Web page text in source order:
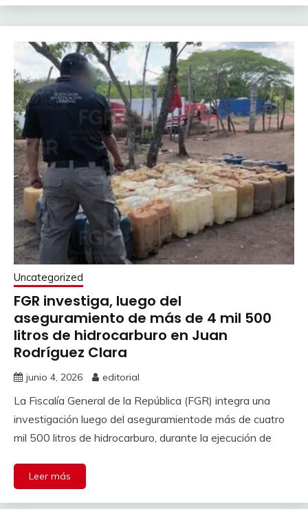
Uncategorized
FGR investiga, luego del
aseguramiento de más de 4 mil 500
litros de hidrocarburo en Juan
Rodríguez Clara
junio 4, 2026 editorial
La Fiscalía General de la República (FGR) integra una
investigación luego del aseguramientode más de cuatro
mil 500 litros de hidrocarburo, durante la ejecución de
Leer más